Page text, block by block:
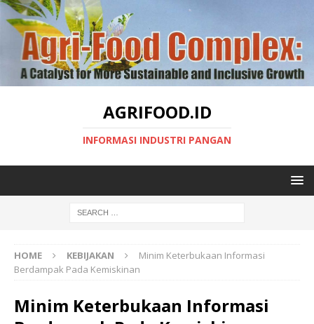
AGRIFOOD.ID
INFORMASI INDUSTRI PANGAN
HOME KEBIJAKAN
Minim Keterbukaan Informasi
Berdampak Pada Kemiskinan
Minim Keterbukaan Informasi